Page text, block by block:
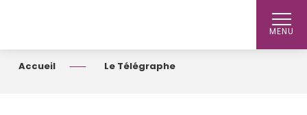
MENU
Accueil Le Télégraphe